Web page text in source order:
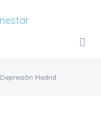
Depresión Madrid